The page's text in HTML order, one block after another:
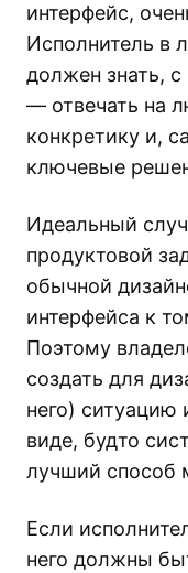
интерфейс,
Исполнитель в
должен знать, с
— отвечать на
конкретику и,
ключевые
Идеальный
продуктовой
обычной
интерфейса к
Поэтому
создать для
него) ситуацию
виде, будто
лучший способ
Если
него должны